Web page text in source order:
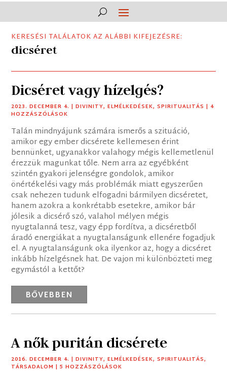
KERESÉSI TALÁLATOK AZ ALÁBBI KIFEJEZÉSRE:
dicséret
Dicséret vagy hízelgés?
2023. DECEMBER 4. |DIVINITY,ELMÉLKEDÉSEK,SPIRITUALITÁS | 4
HOZZÁSZÓLÁSOK
Talán mindnyájunk számára ismerős a szituáció,
amikor egy ember dicsérete kellemesen érint
bennünket, ugyanakkor valahogy mégis kellemetlenül
érezzük magunkat tőle. Nem arra az egyébként
szintén gyakori jelenségre gondolok, amikor
önértékelési vagy más problémák miatt egyszerűen
csak nehezen tudunk elfogadni bármilyen dicséretet,
hanem azokra a konkrétabb esetekre, amikor bár
jólesik a dicsérő szó, valahol mélyen mégis
nyugtalanná tesz, vagy épp fordítva, a dicséretből
áradó energiákat a nyugtalanságunk ellenére fogadjuk
el. A nyugtalanságunk oka ilyenkor az, hogy a dicséret
inkább hízelgésnek hat. De vajon mi különbözteti meg
egymástól a kettőt?
BŐVEBBEN
A nők puritán dicsérete
2016. DECEMBER 4. |DIVINITY,ELMÉLKEDÉSEK,SPIRITUALITÁS,
TÁRSADALOM | 5 HOZZÁSZÓLÁSOK